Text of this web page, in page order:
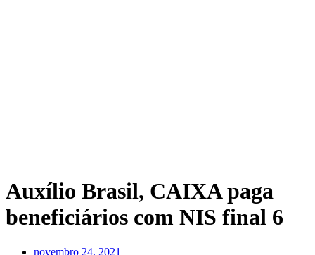
Auxílio Brasil, CAIXA paga
beneficiários com NIS final 6
novembro 24, 2021